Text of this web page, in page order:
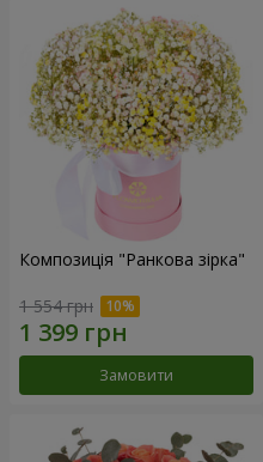
Композиція "Ранкова зірка"
1 554 грн
Замовити